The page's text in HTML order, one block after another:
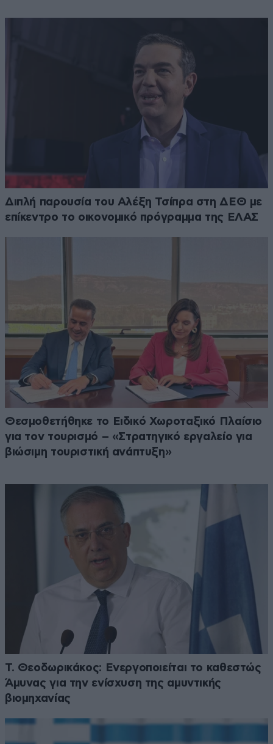
Διπλή παρουσία του Αλέξη Τσίπρα στη ΔΕΘ με
επίκεντρο το οικονομικό πρόγραμμα της ΕΛΑΣ
Θεσμοθετήθηκε το Ειδικό Χωροταξικό Πλαίσιο
για τον τουρισμό – «Στρατηγικό εργαλείο για
βιώσιμη τουριστική ανάπτυξη»
Τ. Θεοδωρικάκος: Ενεργοποιείται το καθεστώς
Άμυνας για την ενίσχυση της αμυντικής
βιομηχανίας